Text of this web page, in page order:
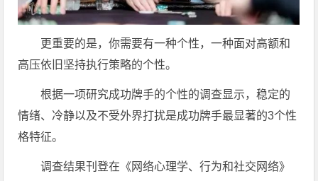
更重要的是，你需要有一种个性，一种面对高额和
高压依旧坚持执行策略的个性。
根据一项研究成功牌手的个性的调查显示，稳定的
情绪、冷静以及不受外界打扰是成功牌手最显著的3个性
格特征。
调查结果刊登在《网络心理学、行为和社交网络》